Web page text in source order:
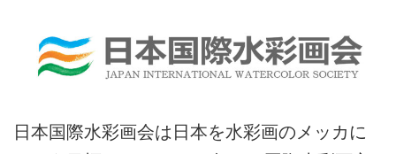
日本国際水彩画会は日本を水彩画のメッカに